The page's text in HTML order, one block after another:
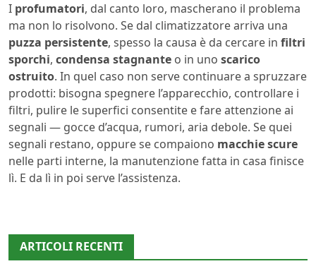
I profumatori, dal canto loro, mascherano il problema
ma non lo risolvono. Se dal climatizzatore arriva una
puzza persistente, spesso la causa è da cercare in filtri
sporchi, condensa stagnante o in uno scarico
ostruito. In quel caso non serve continuare a spruzzare
prodotti: bisogna spegnere l’apparecchio, controllare i
filtri, pulire le superfici consentite e fare attenzione ai
segnali — gocce d’acqua, rumori, aria debole. Se quei
segnali restano, oppure se compaiono macchie scure
nelle parti interne, la manutenzione fatta in casa finisce
lì. E da lì in poi serve l’assistenza.
ARTICOLI RECENTI